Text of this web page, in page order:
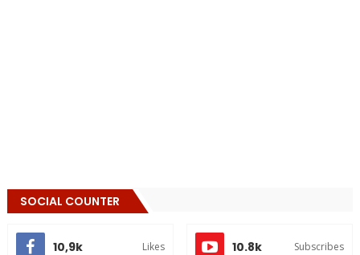
SOCIAL COUNTER
10,9k Likes 10.8k Subscribes